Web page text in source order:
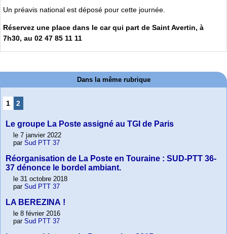
Un préavis national est déposé pour cette journée.
Réservez une place dans le car qui part de Saint Avertin, à
7h30, au 02 47 85 11 11
Dans la même rubrique
1 2
Le groupe La Poste assigné au TGI de Paris
le 7 janvier 2022
par Sud PTT 37
Réorganisation de La Poste en Touraine : SUD-PTT 36-
37 dénonce le bordel ambiant.
le 31 octobre 2018
par Sud PTT 37
LA BEREZINA !
le 8 février 2016
par Sud PTT 37